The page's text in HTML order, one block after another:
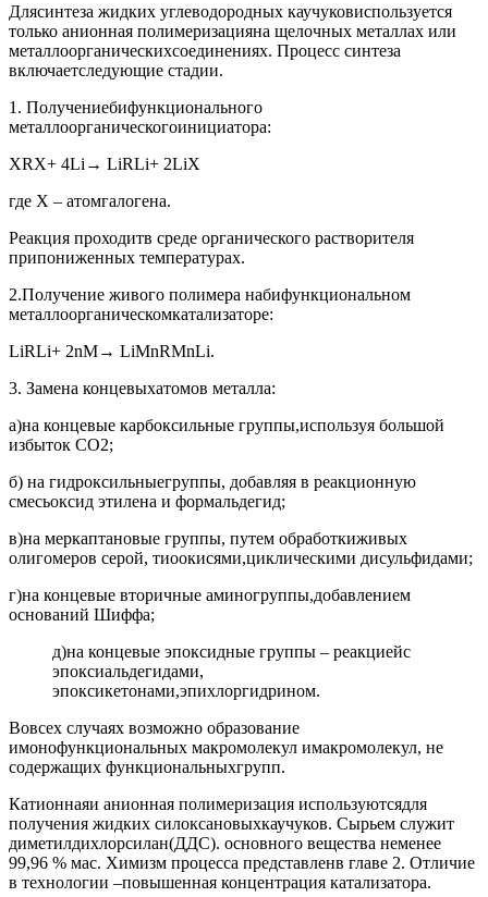
Длясинтеза жидких углеводородных каучуковиспользуется
только анионная полимеризацияна щелочных металлах или
металлоорганическихсоединениях. Процесс синтеза
включаетследующие стадии.
1. Получениебифункционального
металлоорганическогоинициатора:
XRX+ 4Li→ LiRLi+ 2LiX
где Х – атомгалогена.
Реакция проходитв среде органического растворителя
припониженных температурах.
2.Получение живого полимера набифункциональном
металлоорганическомкатализаторе:
LiRLi+ 2nМ→ LiМnRМnLi.
3. Замена концевыхатомов металла:
а)на концевые карбоксильные группы,используя большой
избыток СО2;
б) на гидроксильныегруппы, добавляя в реакционную
смесьоксид этилена и формальдегид;
в)на меркаптановые группы, путем обработкиживых
олигомеров серой, тиоокисями,циклическими дисульфидами;
г)на концевые вторичные аминогруппы,добавлением
оснований Шиффа;
д)на концевые эпоксидные группы – реакциейс
эпоксиальдегидами,
эпоксикетонами,эпихлоргидрином.
Вовсех случаях возможно образование
имонофункциональных макромолекул имакромолекул, не
содержащих функциональныхгрупп.
Катионнаяи анионная полимеризация используютсядля
получения жидких силоксановыхкаучуков. Сырьем служит
диметилдихлорсилан(ДДС). основного вещества неменее
99,96 % мас. Химизм процесса представленв главе 2. Отличие
в технологии –повышенная концентрация катализатора.